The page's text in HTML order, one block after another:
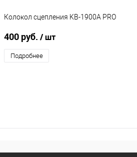
Колокол сцепления KB-1900A PRO
400 руб. / шт
Подробнее